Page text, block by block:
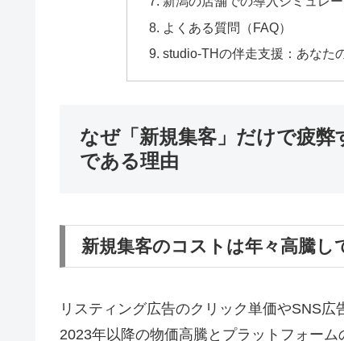
よくある質問（FAQ）
studio-THの伴走支援：あなた
なぜ「新規集客」だけで疲弊
である理由
新規集客のコストは年々高騰し
リスティング広告のクリック単価やSNS広
2023年以降の物価高騰とプラットフォー